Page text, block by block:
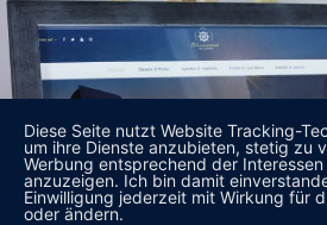
Diese Seite nutzt Website Tracking-
um ihre Dienste anzubieten, stetig zu
Werbung entsprechend der
anzuzeigen. Ich bin damit
Einwilligung jederzeit mit Wirkung für
oder ändern.